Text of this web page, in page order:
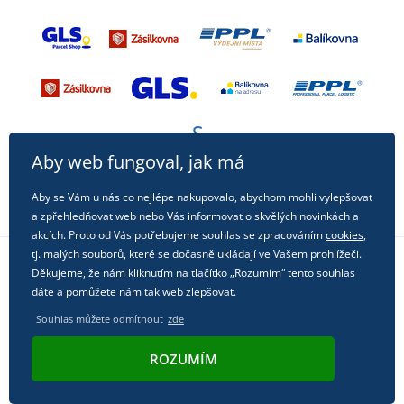
Sledujte nás na sociálních sítích
Aby web fungoval, jak má
Aby se Vám u nás co nejlépe nakupovalo, abychom mohli vylepšovat
a zpřehledňovat web nebo Vás informovat o skvělých novinkách a
akcích. Proto od Vás potřebujeme souhlas se zpracovánímcookies,
tj. malých souborů, které se dočasně ukládají ve Vašem prohlížeči.
Děkujeme, že nám kliknutím na tlačítko „Rozumím“ tento souhlas
dáte a pomůžete nám tak web zlepšovat.
Souhlas můžete odmítnout zde
ROZUMÍM